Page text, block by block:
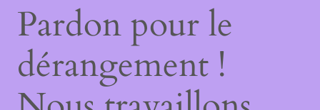
Pardon pour le
dérangement !